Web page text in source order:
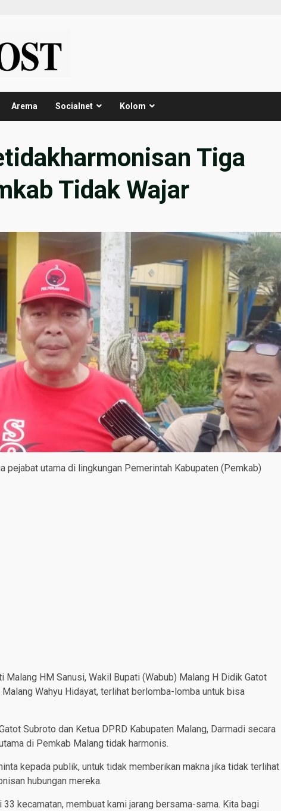
Arema Socialnet Kolom
Tiga
Tidak Wajar
pejabat utama di lingkungan Pemerintah Kabupaten (Pemkab)
Malang HM Sanusi, Wakil Bupati (Wabub) Malang H Didik Gatot
Wahyu Hidayat, terlihat berlomba-lomba untuk bisa
Subroto dan Ketua DPRD Kabupaten Malang, Darmadi secara
di Pemkab Malang tidak harmonis.
kepada publik, untuk tidak memberikan makna jika tidak terlihat
hubungan mereka.
kecamatan, membuat kami jarang bersama-sama. Kita bagi